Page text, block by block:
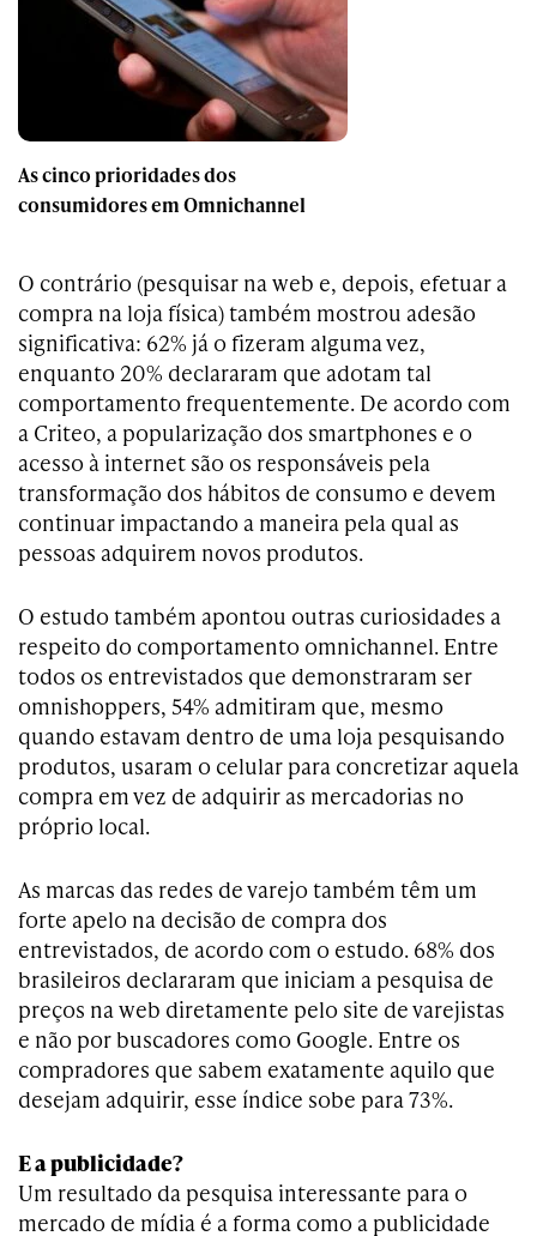
As cinco prioridades dos
consumidores em Omnichannel
O contrário (pesquisar na web e, depois, efetuar a
compra na loja física) também mostrou adesão
significativa: 62% já o fizeram alguma vez,
enquanto 20% declararam que adotam tal
comportamento frequentemente. De acordo com
a Criteo, a popularização dos smartphones e o
acesso à internet são os responsáveis pela
transformação dos hábitos de consumo e devem
continuar impactando a maneira pela qual as
pessoas adquirem novos produtos.
O estudo também apontou outras curiosidades a
respeito do comportamento omnichannel. Entre
todos os entrevistados que demonstraram ser
omnishoppers, 54% admitiram que, mesmo
quando estavam dentro de uma loja pesquisando
produtos, usaram o celular para concretizar aquela
compra em vez de adquirir as mercadorias no
próprio local.
As marcas das redes de varejo também têm um
forte apelo na decisão de compra dos
entrevistados, de acordo com o estudo. 68% dos
brasileiros declararam que iniciam a pesquisa de
preços na web diretamente pelo site de varejistas
e não por buscadores como Google. Entre os
compradores que sabem exatamente aquilo que
desejam adquirir, esse índice sobe para 73%.
E a publicidade?
Um resultado da pesquisa interessante para o
mercado de mídia é a forma como a publicidade